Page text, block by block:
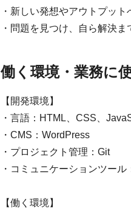
・新しい発想やアウトプッ
・問題を見つけ、自ら解決ま
働く環境・業務に
【開発環境】
・言語：HTML、CSS、
・CMS：WordPress
・プロジェクト管理：Git
・コミュニケーションツール
【働く環境】